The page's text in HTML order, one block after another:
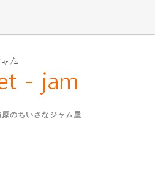
のちいさなジャム屋